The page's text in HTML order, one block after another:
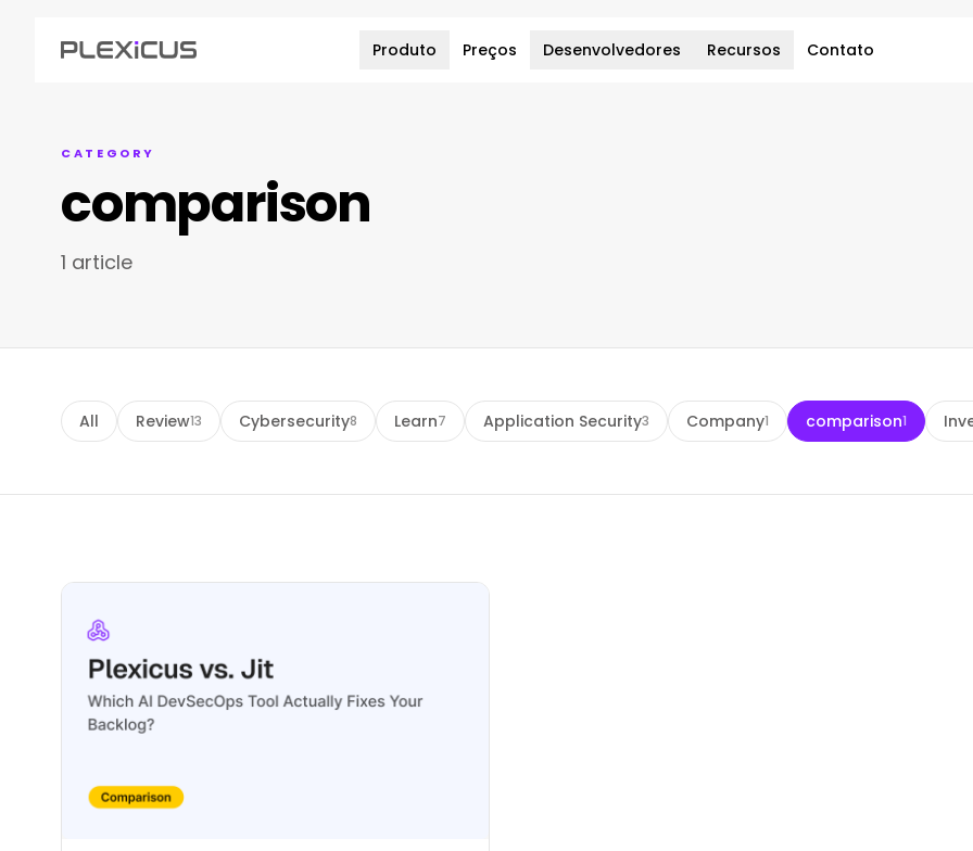
Produto Preços Desenvolvedores Recursos Contato
CATEGORY
comparison
1 article
All Review13 Cybersecurity8 Learn7 Application Security3 Company1 comparison1